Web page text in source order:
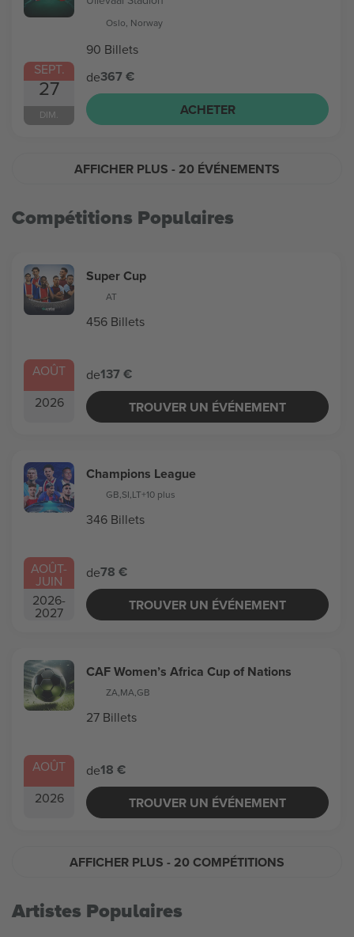
SEPT.
27
DIM.
Oslo, Norway
90 Billets
de367 €
ACHETER
AFFICHER PLUS - 20 ÉVÉNEMENTS
Compétitions Populaires
AOÛT
2026
Super Cup
AT
456 Billets
de137 €
TROUVER UN ÉVÉNEMENT
AOÛT-
JUIN
2026-
2027
Champions League
GB,SI,LT+10 plus
346 Billets
de78 €
TROUVER UN ÉVÉNEMENT
AOÛT
2026
CAF Women’s Africa Cup of Nations
ZA,MA,GB
27 Billets
de18 €
TROUVER UN ÉVÉNEMENT
AFFICHER PLUS - 20 COMPÉTITIONS
Artistes Populaires